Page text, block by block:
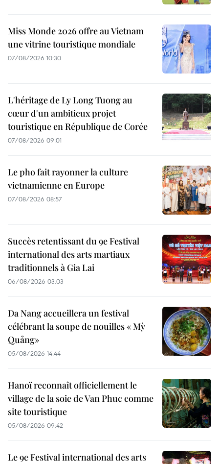
Miss Monde 2026 offre au Vietnam
une vitrine touristique mondiale
07/08/2026 10:30
L'héritage de Ly Long Tuong au
cœur d'un ambitieux projet
touristique en République de Corée
07/08/2026 09:01
Le pho fait rayonner la culture
vietnamienne en Europe
07/08/2026 08:57
Succès retentissant du 9e Festival
international des arts martiaux
traditionnels à Gia Lai
06/08/2026 03:03
Da Nang accueillera un festival
célébrant la soupe de nouilles « Mỳ
Quảng»
05/08/2026 14:44
Hanoï reconnaît officiellement le
village de la soie de Van Phuc comme
site touristique
05/08/2026 09:42
Le 9e Festival international des arts